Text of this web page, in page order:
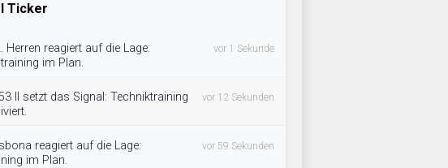
Ticker
Herren reagiert auf die Lage:
im Plan.
vor 1 Sekunde
II setzt das Signal: Techniktraining
vor 12 Sekunden
reagiert auf die Lage:
im Plan.
vor 59 Sekunden